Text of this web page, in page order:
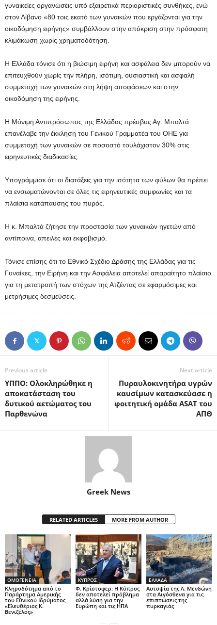
γυναικείες οργανώσεις υπό εξαιρετικά περιοριστικές συνθήκες, ενώ
στον Λίβανο «80 τοις εκατό των γυναικών που εργάζονται για την
οικοδόμηση ειρήνης» συμβάλλουν στην απόκριση στην πρόσφατη
κλιμάκωση χωρίς χρηματοδότηση.
Η Ελλάδα τόνισε ότι η βιώσιμη ειρήνη και ασφάλεια δεν μπορούν να
επιτευχθούν χωρίς την πλήρη, ισότιμη, ουσιαστική και ασφαλή
συμμετοχή των γυναικών στη λήψη αποφάσεων και στην
οικοδόμηση της ειρήνης.
Η Μόνιμη Αντιπρόσωπος της Ελλάδας πρέσβυς Αγ. Μπαλτά
επανέλαβε την έκκληση του Γενικού Γραμματέα του ΟΗΕ για
συμμετοχή των γυναικών σε ποσοστό τουλάχιστον 30% στις
ειρηνευτικές διαδικασίες.
Υπογράμμισε ότι οι διατάξεις για την ισότητα των φύλων θα πρέπει
να ενσωματώνονται σε όλες τις ειρηνευτικές συμφωνίες και τα
πλαίσια κατάπαυσης του πυρός.
Η κ. Μπαλτά ζήτησε την προστασία των γυναικών ηγετών από
αντίποινα, απειλές και εκφοβισμό.
Τόνισε επίσης ότι το Εθνικό Σχέδιο Δράσης της Ελλάδας για τις
Γυναίκες, την Ειρήνη και την Ασφάλεια αποτελεί απαραίτητο πλαίσιο
για τη μετατροπή των στόχων της Ατζέντας σε εφαρμόσιμες και
μετρήσιμες δεσμεύσεις.
Previous article
ΥΠΠΟ: Ολοκληρώθηκε η
αποκατάσταση του
δυτικού αετώματος του
Παρθενώνα
Next article
Πυραυλοκινητήρα υγρών
καυσίμων κατασκεύασε η
φοιτητική ομάδα ASAT του
ΑΠΘ
Greek News
RELATED ARTICLES MORE FROM AUTHOR
ΟΜΟΓΕΝΕΙΑ
Κληροδότημα από το
Παράρτημα Αμερικής
του Εθνικού Ιδρύματος
«Ελευθέριος Κ.
Βενιζέλος»
ΚΥΠΡΟΣ
Φ. Κρίστοφερ: Η Κύπρος
δεν αποτελεί πρόβλημα
αλλά λύση για την
Ευρώπη και τις ΗΠΑ
ΕΛΛΑΔΑ
Αυτοψία της Λ. Μενδώνη
στα Αιγόσθενα για τις
επιπτώσεις της
πυρκαγιάς